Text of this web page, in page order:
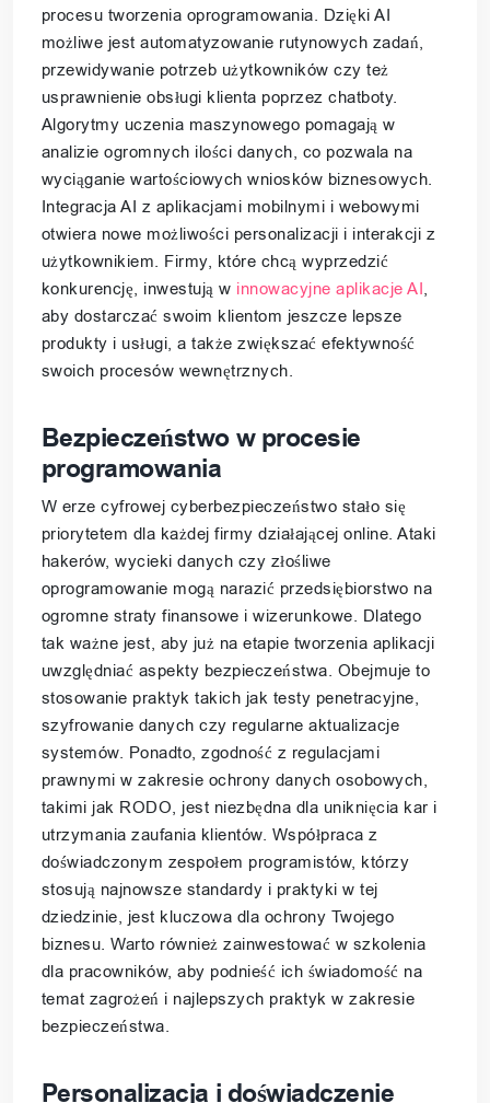
procesu tworzenia oprogramowania. Dzięki AI
możliwe jest automatyzowanie rutynowych zadań,
przewidywanie potrzeb użytkowników czy też
usprawnienie obsługi klienta poprzez chatboty.
Algorytmy uczenia maszynowego pomagają w
analizie ogromnych ilości danych, co pozwala na
wyciąganie wartościowych wniosków biznesowych.
Integracja AI z aplikacjami mobilnymi i webowymi
otwiera nowe możliwości personalizacji i interakcji z
użytkownikiem. Firmy, które chcą wyprzedzić
konkurencję, inwestują w innowacyjne aplikacje AI,
aby dostarczać swoim klientom jeszcze lepsze
produkty i usługi, a także zwiększać efektywność
swoich procesów wewnętrznych.
Bezpieczeństwo w procesie
programowania
W erze cyfrowej cyberbezpieczeństwo stało się
priorytetem dla każdej firmy działającej online. Ataki
hakerów, wycieki danych czy złośliwe
oprogramowanie mogą narazić przedsiębiorstwo na
ogromne straty finansowe i wizerunkowe. Dlatego
tak ważne jest, aby już na etapie tworzenia aplikacji
uwzględniać aspekty bezpieczeństwa. Obejmuje to
stosowanie praktyk takich jak testy penetracyjne,
szyfrowanie danych czy regularne aktualizacje
systemów. Ponadto, zgodność z regulacjami
prawnymi w zakresie ochrony danych osobowych,
takimi jak RODO, jest niezbędna dla uniknięcia kar i
utrzymania zaufania klientów. Współpraca z
doświadczonym zespołem programistów, którzy
stosują najnowsze standardy i praktyki w tej
dziedzinie, jest kluczowa dla ochrony Twojego
biznesu. Warto również zainwestować w szkolenia
dla pracowników, aby podnieść ich świadomość na
temat zagrożeń i najlepszych praktyk w zakresie
bezpieczeństwa.
Personalizacja i doświadczenie